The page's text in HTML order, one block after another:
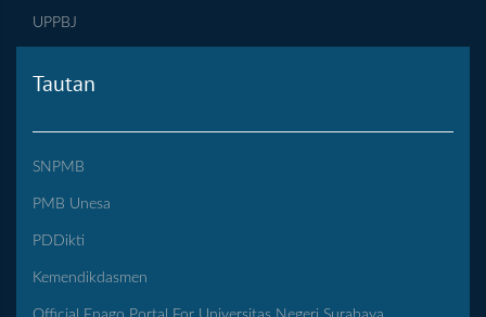
UPPBJ
Tautan
SNPMB
PMB Unesa
PDDikti
Kemendikdasmen